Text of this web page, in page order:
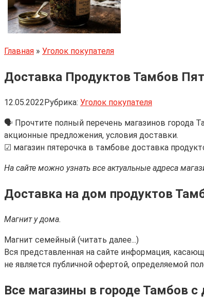
Главная » Уголок покупателя
Доставка Продуктов Тамбов
12.05.2022Рубрика: Уголок покупателя
🗣 Прочтите полный перечень магазинов города
акционные предложения, условия доставки.
☑ магазин пятерочка в тамбове доставка
На сайте можно узнать все актуальные адреса
Доставка на дом продуктов
Магнит у дома.
Магнит семейный (читать далее...)
Вся представленная на сайте информация,
не является публичной офертой, определяемой
Все магазины в городе Тамбов c